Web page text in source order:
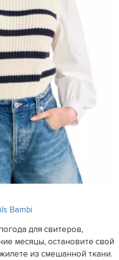
Bambi
для свитеров,
месяцы, остановите свой
из смешанной ткани.